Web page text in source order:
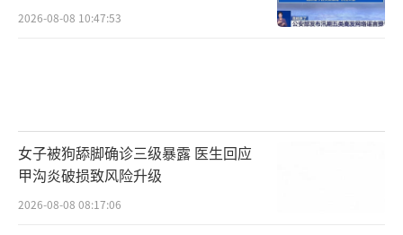
2026-08-08 10:47:53
女子被狗舔脚确诊三级暴露 医生回应
甲沟炎破损致风险升级
2026-08-08 08:17:06